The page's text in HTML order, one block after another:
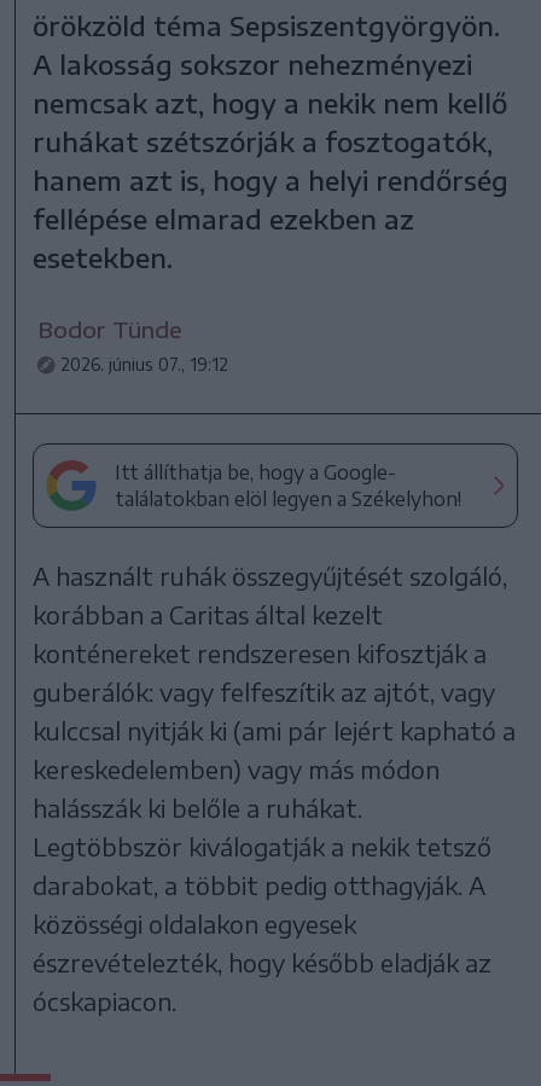
örökzöld téma Sepsiszentgyörgyön.
A lakosság sokszor nehezményezi
nemcsak azt, hogy a nekik nem kellő
ruhákat szétszórják a fosztogatók,
hanem azt is, hogy a helyi rendőrség
fellépése elmarad ezekben az
esetekben.
Bodor Tünde
2026. június 07., 19:12
Itt állíthatja be, hogy a Google-
találatokban elöl legyen a Székelyhon!
A használt ruhák összegyűjtését szolgáló,
korábban a Caritas által kezelt
konténereket rendszeresen kifosztják a
guberálók: vagy felfeszítik az ajtót, vagy
kulccsal nyitják ki (ami pár lejért kapható a
kereskedelemben) vagy más módon
halásszák ki belőle a ruhákat.
Legtöbbször kiválogatják a nekik tetsző
darabokat, a többit pedig otthagyják. A
közösségi oldalakon egyesek
észrevételezték, hogy később eladják az
ócskapiacon.